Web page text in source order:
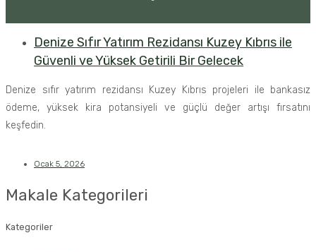
Denize Sıfır Yatırım Rezidansı Kuzey Kıbrıs ile
Güvenli ve Yüksek Getirili Bir Gelecek
Denize sıfır yatırım rezidansı Kuzey Kıbrıs projeleri ile bankasız
ödeme, yüksek kira potansiyeli ve güçlü değer artışı fırsatını
keşfedin.
Ocak 5, 2026
Makale Kategorileri
Kategoriler